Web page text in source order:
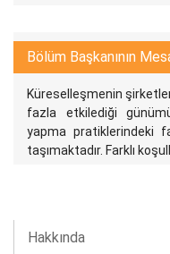
Bölüm Başkanının
Küreselleşmenin
fazla etkilediği
yapma pratiklerindeki
taşımaktadır. Farklı
Hakkında